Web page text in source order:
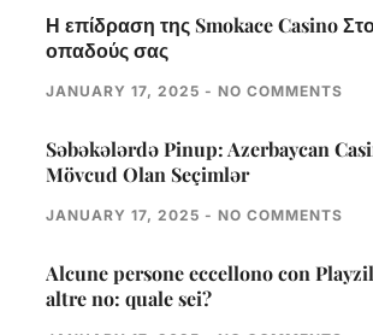
Η επίδραση της Smokace Casino
οπαδούς σας
JANUARY 17, 2025 NO COMMENTS
Səbəkələrdə Pinup: Azerbaycan
Mövcud Olan Seçimlər
JANUARY 17, 2025 NO COMMENTS
Alcune persone eccellono con
altre no: quale sei?